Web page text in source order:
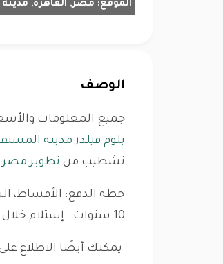
الموقع: مصر, القاهرة,
الوصف
جميع المعلومات
بلوم فيلدز مدينة
تشطيب من تطوير مصر
10 سنوات . إستلام خلال 4.5 سنين
يمكنك أيضًا الاطلاع على